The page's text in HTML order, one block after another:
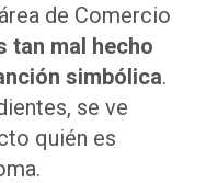
de Comercio
tan mal hecho
simbólica.
se ve
quién es